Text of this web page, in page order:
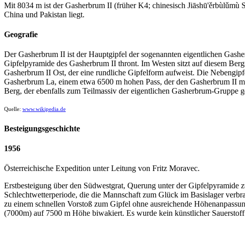
Mit 8034 m ist der Gasherbrum II (früher K4; chinesisch Jiāshū'ěrbùlǔmù
China und Pakistan liegt.
Geografie
Der Gasherbrum II ist der Hauptgipfel der sogenannten eigentlichen
Gipfelpyramide des Gasherbrum II thront. Im Westen sitzt auf diesem
Gasherbrum II Ost, der eine rundliche Gipfelform aufweist. Die
Gasherbrum La, einem etwa 6500 m hohen Pass, der den Gasherbrum
Berg, der ebenfalls zum Teilmassiv der eigentlichen Gasherbrum-Gruppe
Quelle: www.wikipedia.de
Besteigungsgeschichte
1956
Österreichische Expedition unter Leitung von Fritz Moravec.
Erstbesteigung über den Südwestgrat, Querung unter der Gipfelpyramide
Schlechtwetterperiode, die die Mannschaft zum Glück im Basislager
zu einem schnellen Vorstoß zum Gipfel ohne ausreichende
(7000m) auf 7500 m Höhe biwakiert. Es wurde kein künstlicher